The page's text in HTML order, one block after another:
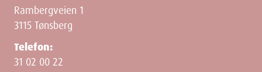
Rambergveien 1
3115 Tønsberg
Telefon:
31 02 00 22